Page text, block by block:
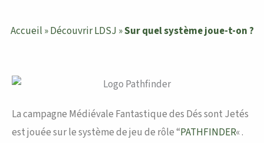
Accueil »Découvrir LDSJ »Sur quel système joue-t-on ?
La campagne Médiévale Fantastique des Dés sont Jetés
est jouée sur le système de jeu de rôle “PATHFINDER« .